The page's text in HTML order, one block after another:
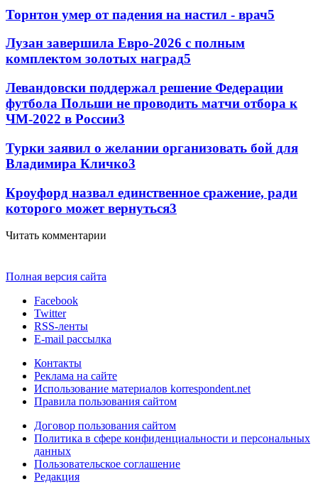
Торнтон умер от падения на настил - врач5
Лузан завершила Евро-2026 с полным
комплектом золотых наград5
Левандовски поддержал решение Федерации
футбола Польши не проводить матчи отбора к
ЧМ-2022 в России3
Турки заявил о желании организовать бой для
Владимира Кличко3
Кроуфорд назвал единственное сражение, ради
которого может вернуться3
Читать комментарии
Полная версия сайта
Facebook
Twitter
RSS-ленты
E-mail рассылка
Контакты
Реклама на сайте
Использование материалов korrespondent.net
Правила пользования сайтом
Договор пользования сайтом
Политика в сфере конфиденциальности и персональных
данных
Пользовательское соглашение
Редакция